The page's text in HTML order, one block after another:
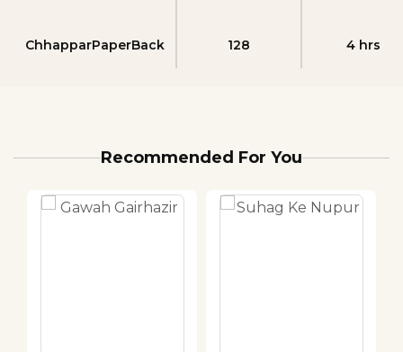
ChhapparPaperBack 128 4 hrs
Recommended For You